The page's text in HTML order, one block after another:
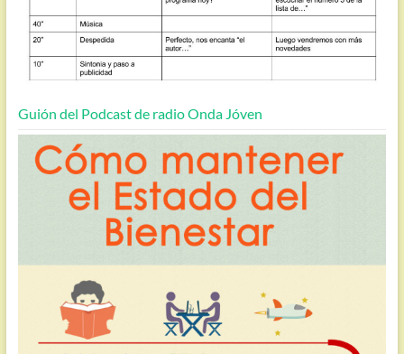
Guión del Podcast de radio Onda Jóven